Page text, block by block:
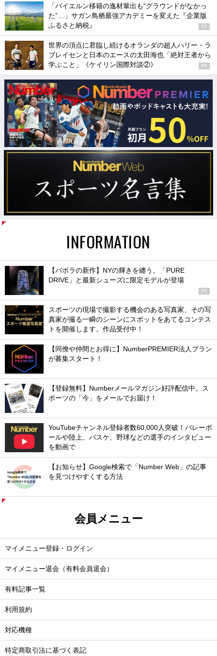
「バイエルン移籍の逸材輩出も“グラウンドがなかっ
た”…」サガン鳥栖最強アカデミーを変えた『企業版
ふるさと納税』
PR
世界の頂点に君臨し続けるオランダの超人ハリー・ラ
ブレイセンと日本のエースの太田海也「絶対王者から
学ぶこと」《ケイリン国際対談②》
PR
INFORMATION
【バボラの新作】NYの輝きを纏う。「PURE
DRIVE」と最新シューズに限定モデルが登場
PR
スポーツの現場で撮影する機会のある写真家、その写
真家が撮る一瞬のシーンにスポットをあてるコンテス
トを開催します。作品受付中！
【同僚や仲間とお得に】NumberPREMIER法人プラン
が募集スタート！
【登録無料】Numberメールマガジン好評配信中。ス
ポーツの「今」をメールでお届け！
YouTubeチャンネル登録者数60,000人突破！バレーボ
ールや陸上、バスケ、野球などの選手のインタビュー
を動画で
【お知らせ】Google検索で「Number Web」の記事
を見つけやすくする方法
会員メニュー
マイメニュー登録・ログイン
マイメニュー退会（有料会員退会）
有料記事一覧
利用規約
対応機種
特定商取引法に基づく表記